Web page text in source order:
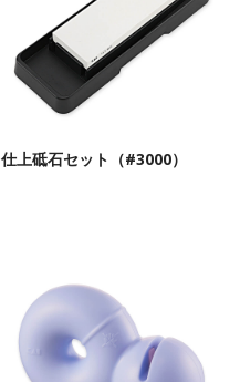
仕上砥石セット（#3000）